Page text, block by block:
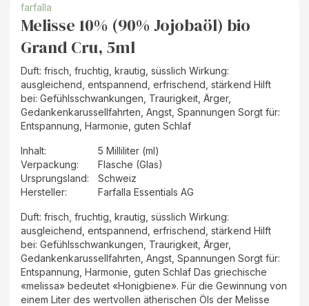
farfalla
Melisse 10% (90% Jojobaöl) bio
Grand Cru, 5ml
Duft: frisch, fruchtig, krautig, süsslich Wirkung:
ausgleichend, entspannend, erfrischend, stärkend Hilft
bei: Gefühlsschwankungen, Traurigkeit, Ärger,
Gedankenkarussellfahrten, Angst, Spannungen Sorgt für:
Entspannung, Harmonie, guten Schlaf
Inhalt:
5 Milliliter (ml)
Verpackung:
Flasche (Glas)
Ursprungsland:
Schweiz
Hersteller: Farfalla Essentials AG
Duft: frisch, fruchtig, krautig, süsslich Wirkung:
ausgleichend, entspannend, erfrischend, stärkend Hilft
bei: Gefühlsschwankungen, Traurigkeit, Ärger,
Gedankenkarussellfahrten, Angst, Spannungen Sorgt für:
Entspannung, Harmonie, guten Schlaf Das griechische
«melissa» bedeutet «Honigbiene». Für die Gewinnung von
einem Liter des wertvollen ätherischen Öls der Melisse